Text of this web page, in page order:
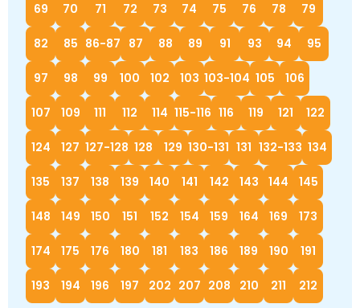
69 70 71 72 73 74 75 76 78 79
82 85 86-87 87 88 89 91 93 94 95
97 98 99 100 102 103 103-104 105 106
107 109 111 112 114 115-116 116 119 121 122
124 127 127-128 128 129 130-131 131 132-133 134
135 137 138 139 140 141 142 143 144 145
148 149 150 151 152 154 159 164 169 173
174 175 176 180 181 183 186 189 190 191
193 194 196 197 202 207 208 210 211 212